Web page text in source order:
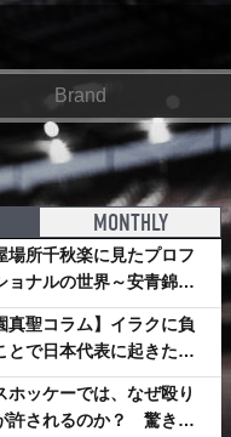
Brand
MONTHLY
場所千秋楽に見たプロフ
ョナルの世界～安青錦の
巡るさまざまなドラマ
真聖コラム】イラクに負
とで日本代表に起きたプ
は
ホッケーでは、なぜ殴り
許されるのか？ 驚きの